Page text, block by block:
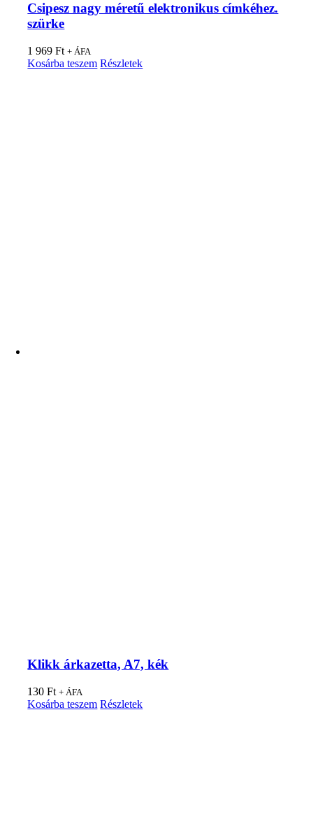
Csipesz nagy méretű elektronikus címkéhez.
szürke
1 969Ft + ÁFA
Kosárba teszem Részletek
Klikk árkazetta, A7, kék
130Ft + ÁFA
Kosárba teszem Részletek